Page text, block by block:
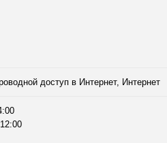
доступ в Интернет, Интернет